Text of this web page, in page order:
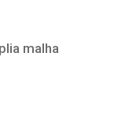
malha